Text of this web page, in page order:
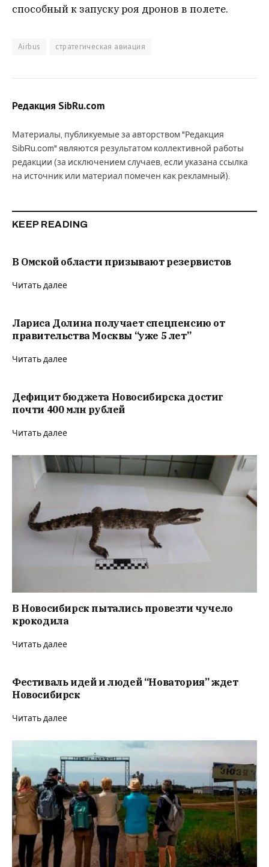
способный к запуску роя дронов в полете.
Airbus стратегическая авиация
Редакция SibRu.com
Материалы, публикуемые за авторством "Редакция
SibRu.com" являются результатом коллективной работы
редакции (за исключением случаев, если указана ссылка
на источник или материал помечен как рекламный).
KEEP READING
В Омской области призывают резервистов
Читать далее
Лариса Долина получает спецпенсию от
правительства Москвы “уже 5 лет”
Читать далее
Дефицит бюджета Новосибирска достиг
почти 400 млн рублей
Читать далее
В Новосибирск пытались провезти чучело
крокодила
Читать далее
Фестиваль идей и людей “Новатория” ждет
Новосибирск
Читать далее